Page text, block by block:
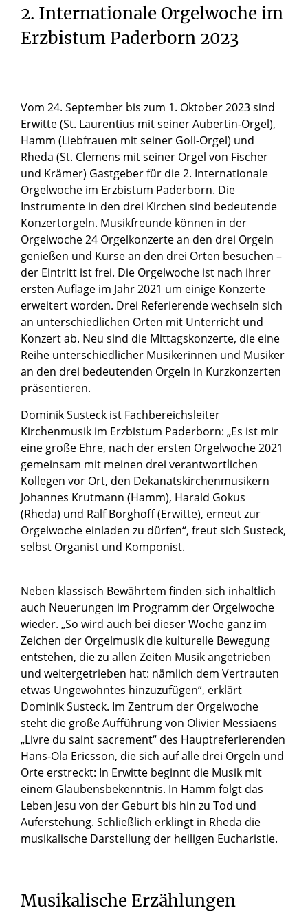
2. Internationale Orgelwoche im
Erzbistum Paderborn 2023
Vom 24. September bis zum 1. Oktober 2023 sind
Erwitte (St. Laurentius mit seiner Aubertin-Orgel),
Hamm (Liebfrauen mit seiner Goll-Orgel) und
Rheda (St. Clemens mit seiner Orgel von Fischer
und Krämer) Gastgeber für die 2. Internationale
Orgelwoche im Erzbistum Paderborn. Die
Instrumente in den drei Kirchen sind bedeutende
Konzertorgeln. Musikfreunde können in der
Orgelwoche 24 Orgelkonzerte an den drei Orgeln
genießen und Kurse an den drei Orten besuchen –
der Eintritt ist frei. Die Orgelwoche ist nach ihrer
ersten Auflage im Jahr 2021 um einige Konzerte
erweitert worden. Drei Referierende wechseln sich
an unterschiedlichen Orten mit Unterricht und
Konzert ab. Neu sind die Mittagskonzerte, die eine
Reihe unterschiedlicher Musikerinnen und Musiker
an den drei bedeutenden Orgeln in Kurzkonzerten
präsentieren.
Dominik Susteck ist Fachbereichsleiter
Kirchenmusik im Erzbistum Paderborn: „Es ist mir
eine große Ehre, nach der ersten Orgelwoche 2021
gemeinsam mit meinen drei verantwortlichen
Kollegen vor Ort, den Dekanatskirchenmusikern
Johannes Krutmann (Hamm), Harald Gokus
(Rheda) und Ralf Borghoff (Erwitte), erneut zur
Orgelwoche einladen zu dürfen“, freut sich Susteck,
selbst Organist und Komponist.
Neben klassisch Bewährtem finden sich inhaltlich
auch Neuerungen im Programm der Orgelwoche
wieder. „So wird auch bei dieser Woche ganz im
Zeichen der Orgelmusik die kulturelle Bewegung
entstehen, die zu allen Zeiten Musik angetrieben
und weitergetrieben hat: nämlich dem Vertrauten
etwas Ungewohntes hinzuzufügen“, erklärt
Dominik Susteck. Im Zentrum der Orgelwoche
steht die große Aufführung von Olivier Messiaens
„Livre du saint sacrement“ des Hauptreferierenden
Hans-Ola Ericsson, die sich auf alle drei Orgeln und
Orte erstreckt: In Erwitte beginnt die Musik mit
einem Glaubensbekenntnis. In Hamm folgt das
Leben Jesu von der Geburt bis hin zu Tod und
Auferstehung. Schließlich erklingt in Rheda die
musikalische Darstellung der heiligen Eucharistie.
Musikalische Erzählungen